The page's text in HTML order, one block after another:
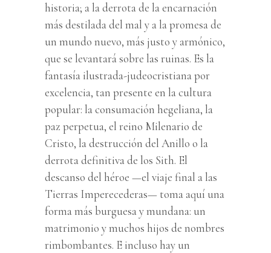
historia; a la derrota de la encarnación
más destilada del mal y a la promesa de
un mundo nuevo, más justo y armónico,
que se levantará sobre las ruinas. Es la
fantasía ilustrada-judeocristiana por
excelencia, tan presente en la cultura
popular: la consumación hegeliana, la
paz perpetua, el reino Milenario de
Cristo, la destrucción del Anillo o la
derrota definitiva de los Sith. El
descanso del héroe —el viaje final a las
Tierras Imperecederas— toma aquí una
forma más burguesa y mundana: un
matrimonio y muchos hijos de nombres
rimbombantes. E incluso hay un